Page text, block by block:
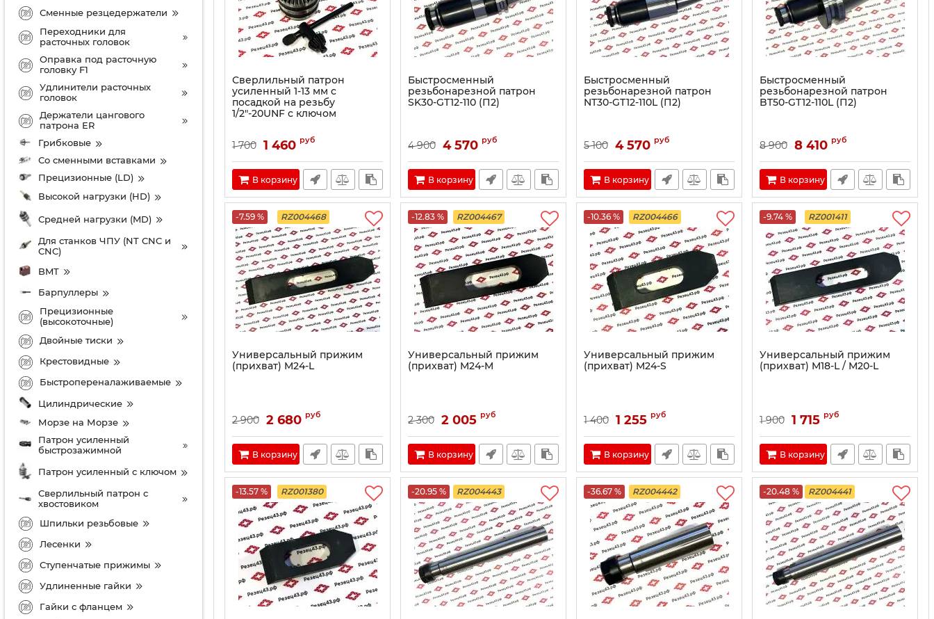
Сменные резцедержатели
Переходники для
расточных головок
Оправка под расточную
головку F1
Удлинители расточных
головок
Держатели цангового
патрона ER
Грибковые
Со сменными вставками
Прецизионные (LD)
Высокой нагрузки (HD)
Средней нагрузки (MD)
Для станков ЧПУ (NT CNC и
CNC)
BMT
Барпуллеры
Прецизионные
(высокоточные)
Двойные тиски
Крестовидные
Быстропереналаживаемые
Цилиндрические
Морзе на Морзе
Патрон усиленный
быстрозажимной
Патрон усиленный с ключом
Сверлильный патрон с
хвостовиком
Шпильки резьбовые
Лесенки
Ступенчатые прижимы
Удлиненные гайки
Гайки с фланцем
Сверлильный патрон
усиленный 1-13 мм c
посадкой на резьбу
1/2"-20UNF с ключом
1 700 1 460 руб
В корзину
Быстросменный
резьбонарезной патрон
SK30-GT12-110 (П2)
4 900 4 570 руб
В корзину
Быстросменный
резьбонарезной патрон
NT30-GT12-110L (П2)
5 100 4 570 руб
В корзину
Быстросменный
резьбонарезной патрон
BT50-GT12-110L (П2)
8 900 8 410 руб
В корзину
-7.59 % RZ004468
Универсальный прижим
(прихват) M24-L
2 900 2 680 руб
В корзину
-12.83 % RZ004467
Универсальный прижим
(прихват) M24-M
2 300 2 005 руб
В корзину
-10.36 % RZ004466
Универсальный прижим
(прихват) M24-S
1 400 1 255 руб
В корзину
-9.74 % RZ001411
Универсальный прижим
(прихват) M18-L / M20-L
1 900 1 715 руб
В корзину
-13.57 % RZ001380 -20.95 % RZ004443 -36.67 % RZ004442 -20.48 % RZ004441